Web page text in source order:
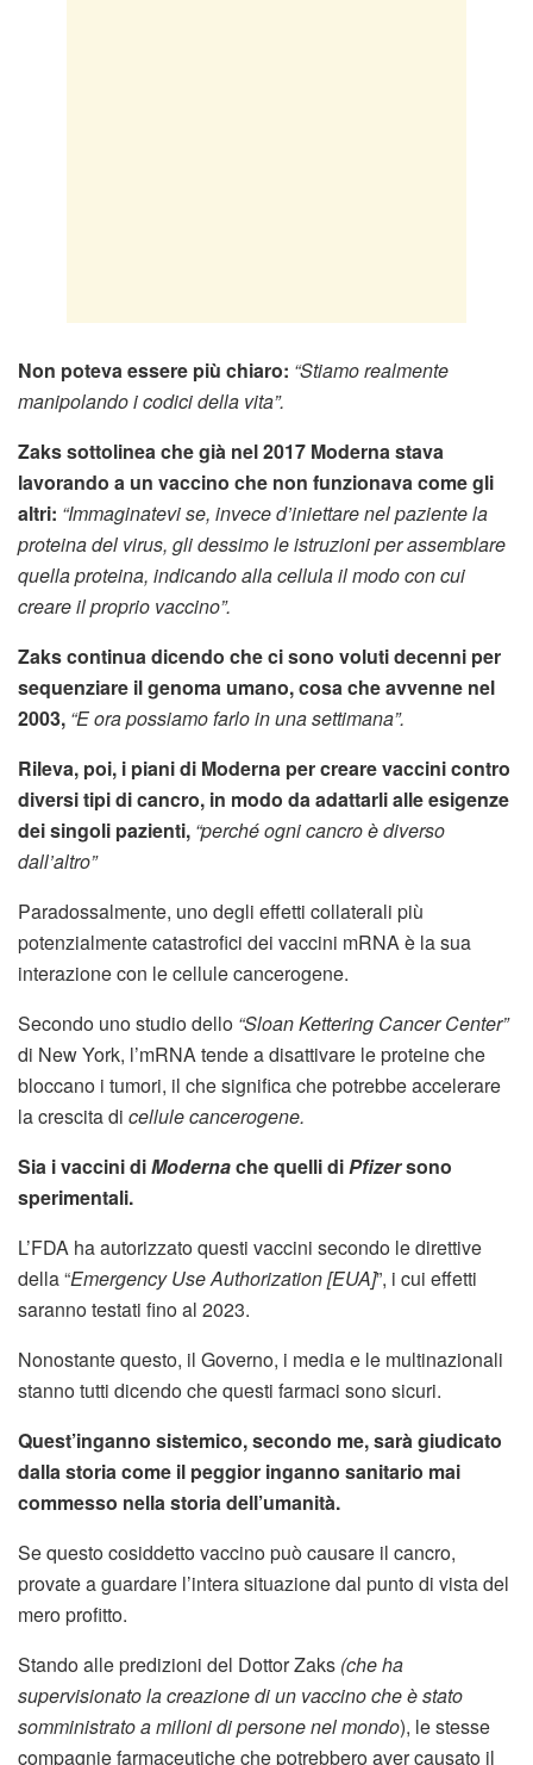
Non poteva essere più chiaro: “Stiamo realmente
manipolando i codici della vita”.
Zaks sottolinea che già nel 2017 Moderna stava
lavorando a un vaccino che non funzionava come gli
altri: “Immaginatevi se, invece d’iniettare nel paziente la
proteina del virus, gli dessimo le istruzioni per assemblare
quella proteina, indicando alla cellula il modo con cui
creare il proprio vaccino”.
Zaks continua dicendo che ci sono voluti decenni per
sequenziare il genoma umano, cosa che avvenne nel
2003, “E ora possiamo farlo in una settimana”.
Rileva, poi, i piani di Moderna per creare vaccini contro
diversi tipi di cancro, in modo da adattarli alle esigenze
dei singoli pazienti, “perché ogni cancro è diverso
dall’altro”
Paradossalmente, uno degli effetti collaterali più
potenzialmente catastrofici dei vaccini mRNA è la sua
interazione con le cellule cancerogene.
Secondo uno studio dello “Sloan Kettering Cancer Center”
di New York, l’mRNA tende a disattivare le proteine che
bloccano i tumori, il che significa che potrebbe accelerare
la crescita di cellule cancerogene.
Sia i vaccini diModernache quelli diPfizersono
sperimentali.
L’FDA ha autorizzato questi vaccini secondo le direttive
della “Emergency Use Authorization [EUA]”, i cui effetti
saranno testati fino al 2023.
Nonostante questo, il Governo, i media e le multinazionali
stanno tutti dicendo che questi farmaci sono sicuri.
Quest’inganno sistemico, secondo me, sarà giudicato
dalla storia come il peggior inganno sanitario mai
commesso nella storia dell’umanità.
Se questo cosiddetto vaccino può causare il cancro,
provate a guardare l’intera situazione dal punto di vista del
mero profitto.
Stando alle predizioni del Dottor Zaks (che ha
supervisionato la creazione di un vaccino che è stato
somministrato a milioni di persone nel mondo), le stesse
compagnie farmaceutiche che potrebbero aver causato il